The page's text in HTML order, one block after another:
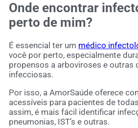
Onde encontrar
perto de mim?
É essencial ter um médico
você por perto, especialmente
propensos a arboviroses e outras
infecciosas.
Por isso, a AmorSaúde oferece
acessíveis para pacientes de
assim, é mais fácil identificar
pneumonias, IST’s e outras.